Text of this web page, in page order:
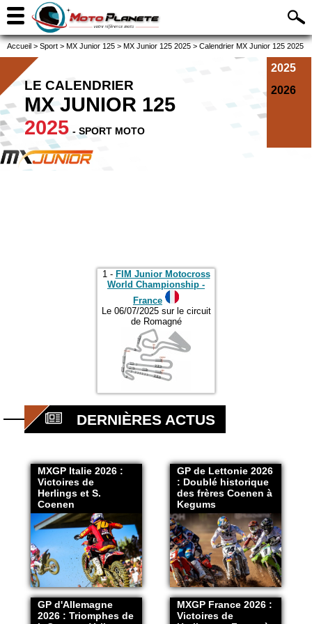
Accueil > Sport > MX Junior 125 > MX Junior 125 2025 > Calendrier MX Junior 125 2025
2025
2026
LE CALENDRIER
MX JUNIOR 125
2025 - SPORT MOTO
1 - FIM Junior Motocross
World Championship -
France
Le 06/07/2025 sur le circuit
de Romagné
DERNIÈRES ACTUS
MXGP Italie 2026 :
Victoires de
Herlings et S.
Coenen
GP de Lettonie 2026
: Doublé historique
des frères Coenen à
Kegums
GP d'Allemagne
2026 : Triomphes de
MXGP France 2026 :
Victoires de